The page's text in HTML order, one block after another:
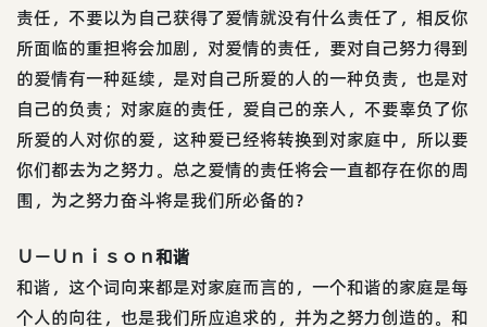
责任，不要以为自己获得了爱情就没有什么责任了，相反你
所面临的重担将会加剧，对爱情的责任，要对自己努力得到
的爱情有一种延续，是对自己所爱的人的一种负责，也是对
自己的负责；对家庭的责任，爱自己的亲人，不要辜负了你
所爱的人对你的爱，这种爱已经将转换到对家庭中，所以要
你们都去为之努力。总之爱情的责任将会一直都存在你的周
围，为之努力奋斗将是我们所必备的？
Ｕ－Ｕｎｉｓｏｎ和谐
和谐，这个词向来都是对家庭而言的，一个和谐的家庭是每
个人的向往，也是我们所应追求的，并为之努力创造的。和